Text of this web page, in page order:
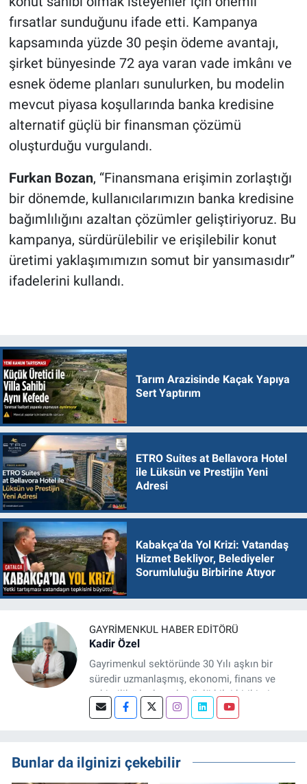
fırsatlar sunduğunu ifade etti. Kampanya
kapsamında yüzde 30 peşin ödeme avantajı,
şirket bünyesinde 72 aya varan vade imkânı ve
esnek ödeme planları sunulurken, bu modelin
mevcut piyasa koşullarında banka kredisine
alternatif güçlü bir finansman çözümü
oluşturduğu vurgulandı.
Furkan Bozan, “Finansmana erişimin zorlaştığı
bir dönemde, kullanıcılarımızın banka kredisine
bağımlılığını azaltan çözümler geliştiriyoruz. Bu
kampanya, sürdürülebilir ve erişilebilir konut
üretimi yaklaşımımızın somut bir yansımasıdır”
ifadelerini kullandı.
Tarım Arazisinde Kaçak Yapıya
Sert Yaptırım
ETRO Suites at Bellavora Hotel
ile Lüksün ve Prestijin Yeni
Adresi
Kabakça’da Yol Krizi: Vatandaş
Hizmet Bekliyor, Belediyeler
Sorumluluğu Birbirine Atıyor
GAYRIMENKUL HABER EDITÖRÜ
Kadir Özel
Gayrimenkul sektöründe 30 Yılı aşkın bir
süredir uzmanlaşmış, ekonomi, finans ve
şehircilik alanlarında güçlü bilgi birikimine
sahip, dijital medya odaklı deneyimli bir
projeleri üzerine haber, analiz ve özel
dosyalar hazırlama konusunda yetkinim.
Bunlar da ilginizi çekebilir